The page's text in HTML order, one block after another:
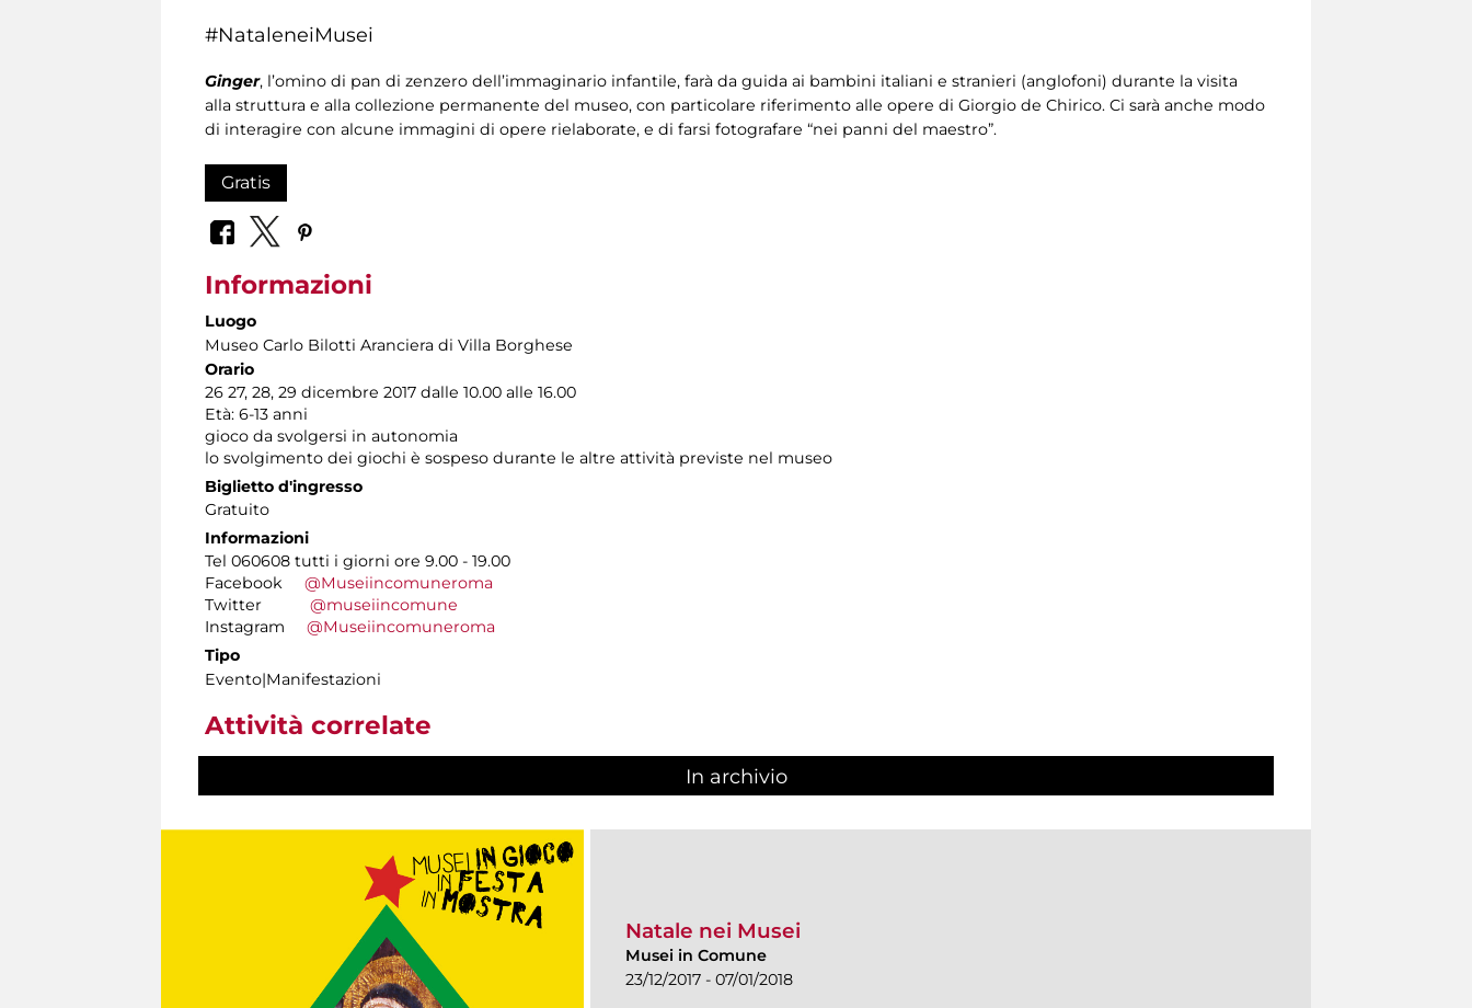
#NataleneiMusei
Ginger, l’omino di pan di zenzero dell’immaginario infantile, farà da guida ai bambini italiani e stranieri (anglofoni) durante la visita
alla struttura e alla collezione permanente del museo, con particolare riferimento alle opere di Giorgio de Chirico. Ci sarà anche modo
di interagire con alcune immagini di opere rielaborate, e di farsi fotografare “nei panni del maestro”.
Gratis
Informazioni
Luogo
Museo Carlo Bilotti Aranciera di Villa Borghese
Orario
26 27, 28, 29 dicembre 2017 dalle 10.00 alle 16.00
Età: 6-13 anni
gioco da svolgersi in autonomia
lo svolgimento dei giochi è sospeso durante le altre attività previste nel museo
Biglietto d'ingresso
Gratuito
Informazioni
Tel 060608 tutti i giorni ore 9.00 - 19.00
Facebook @Museiincomuneroma
Twitter @museiincomune
Instagram @Museiincomuneroma
Tipo
Evento|Manifestazioni
Attività correlate
In archivio
Natale nei Musei
Musei in Comune
23/12/2017 - 07/01/2018